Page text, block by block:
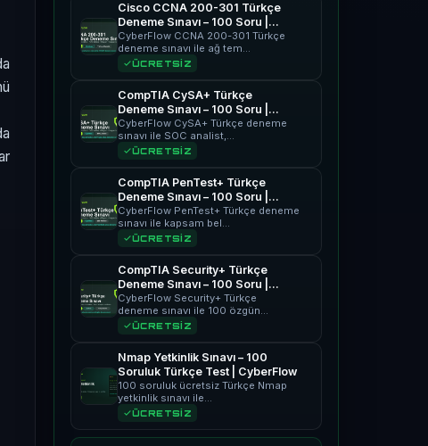
Cisco CCNA 200-301 Türkçe
Deneme Sınavı – 100 Soru |
CyberFlow
CyberFlow CCNA 200-301 Türkçe
deneme sınavı ile ağ tem…
ÜCRETSİZ
CompTIA CySA+ Türkçe
Deneme Sınavı – 100 Soru |
CyberFlow
CyberFlow CySA+ Türkçe deneme
sınavı ile SOC analist,…
ÜCRETSİZ
CompTIA PenTest+ Türkçe
Deneme Sınavı – 100 Soru |
CyberFlow
CyberFlow PenTest+ Türkçe deneme
sınavı ile kapsam bel…
ÜCRETSİZ
CompTIA Security+ Türkçe
Deneme Sınavı – 100 Soru |
CyberFlow
CyberFlow Security+ Türkçe
deneme sınavı ile 100 özgün…
ÜCRETSİZ
Nmap Yetkinlik Sınavı – 100
Soruluk Türkçe Test | CyberFlow
100 soruluk ücretsiz Türkçe Nmap
yetkinlik sınavı ile…
ÜCRETSİZ